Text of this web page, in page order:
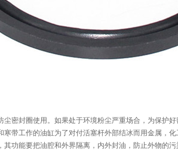
尘密封圈使用。如果处于环境粉尘严重场合，为保护
带工作的油缸为了对付活塞杆外部结冰而用金属，
功能要把油腔和外界隔离，内外封油，防止外物的污